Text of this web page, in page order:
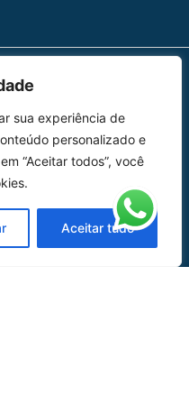
sua experiência de
personalizado e
“Aceitar todos”, você
Aceitar tudo
Home Sobre Nós
Catálogo de Aplicações